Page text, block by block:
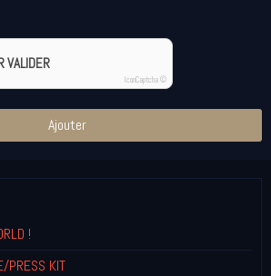
VALIDER
IconCaptcha ©
Ajouter
!
PRESS KIT